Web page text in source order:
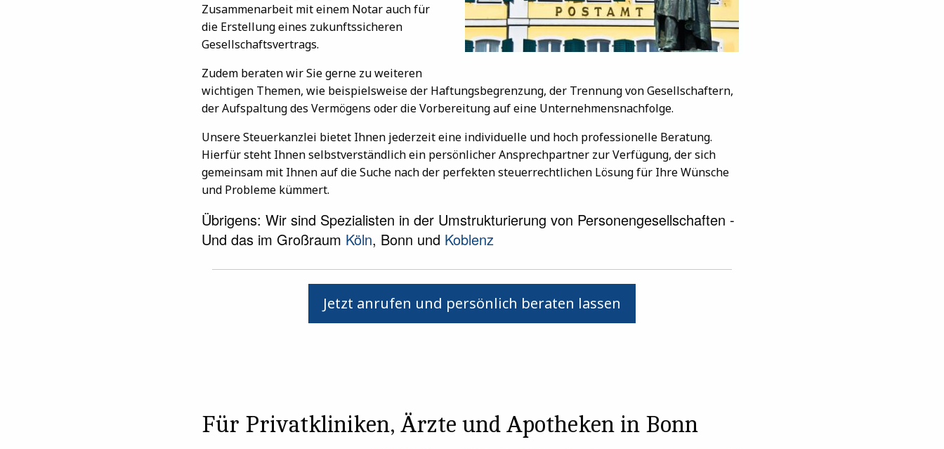
Zusammenarbeit mit einem Notar auch für
die Erstellung eines zukunftssicheren
Gesellschaftsvertrags.
Zudem beraten wir Sie gerne zu weiteren
wichtigen Themen, wie beispielsweise der Haftungsbegrenzung, der Trennung von Gesellschaftern,
der Aufspaltung des Vermögens oder die Vorbereitung auf eine Unternehmensnachfolge.
Unsere Steuerkanzlei bietet Ihnen jederzeit eine individuelle und hoch professionelle Beratung.
Hierfür steht Ihnen selbstverständlich ein persönlicher Ansprechpartner zur Verfügung, der sich
gemeinsam mit Ihnen auf die Suche nach der perfekten steuerrechtlichen Lösung für Ihre Wünsche
und Probleme kümmert.
Übrigens: Wir sind Spezialisten in der Umstrukturierung von Personengesellschaften -
Und das im Großraum Köln, Bonn und Koblenz
Jetzt anrufen und persönlich beraten lassen
Für Privatkliniken, Ärzte und Apotheken in Bonn